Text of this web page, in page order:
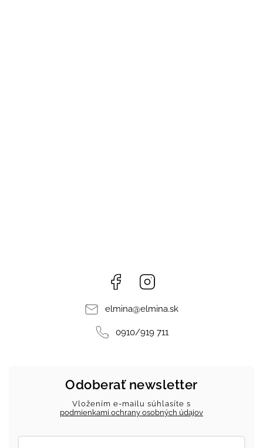
Facebook
elmina@elmina.sk
0910/919 711
Odoberať newsletter
Vložením e-mailu súhlasíte s
podmienkami ochrany osobných údajov